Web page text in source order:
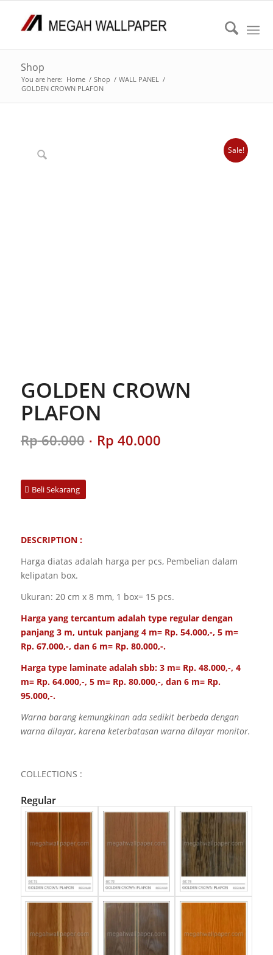
Shop
You are here: Home / Shop / WALL PANEL /
GOLDEN CROWN PLAFON
Sale!
GOLDEN CROWN
PLAFON
Rp60.000 Original
price
Rp 40.000Current
Beli Sekarang
DESCRIPTION :
Harga diatas adalah harga per pcs, Pembelian dalam
kelipatan box.
Ukuran: 20 cm x 8 mm, 1 box= 15 pcs.
Harga yang tercantum adalah type regular dengan
panjang 3 m, untuk panjang 4 m= Rp. 54.000,-, 5 m=
Rp. 67.000,-, dan 6 m= Rp. 80.000,-.
Harga type laminate adalah sbb: 3 m= Rp. 48.000,-, 4
m= Rp. 64.000,-, 5 m= Rp. 80.000,-, dan 6 m= Rp.
95.000,-.
Warna barang kemungkinan ada sedikit berbeda dengan
warna dilayar, karena keterbatasan warna dilayar monitor.
COLLECTIONS :
Regular